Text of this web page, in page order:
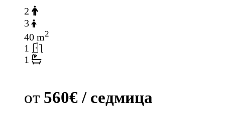
2
3
40 m2
1
1
от 560€ / седмица